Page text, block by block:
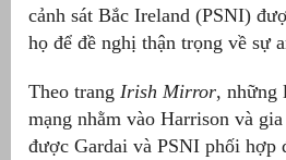
cảnh sát Bắc Ireland (PSNI)
họ để đề nghị thận trọng về sự
Theo trang Irish Mirror, những
mạng nhằm vào Harrison và
được Gardai và PSNI phối hợp